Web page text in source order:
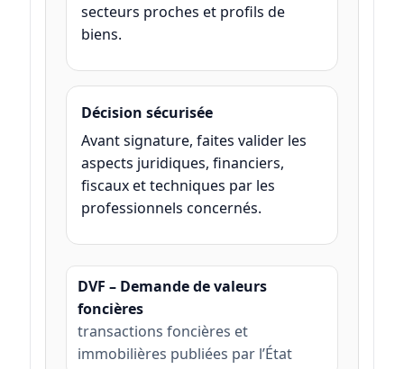
secteurs proches et profils de
biens.
Décision sécurisée
Avant signature, faites valider les
aspects juridiques, financiers,
fiscaux et techniques par les
professionnels concernés.
DVF – Demande de valeurs
foncières
transactions foncières et
immobilières publiées par l’État